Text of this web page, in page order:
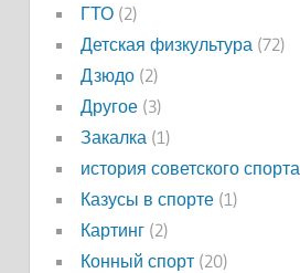
ГТО(2)
Детская физкультура (72)
Дзюдо(2)
Другое(3)
Закалка (1)
история советского спорта
Казусы в спорте(1)
Картинг(2)
Конный спорт(20)